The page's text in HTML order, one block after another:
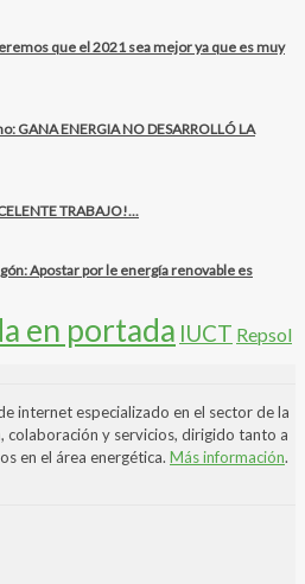
que el 2021 sea mejor ya que es muy
GANA ENERGIA NO DESARROLLÓ LA
TRABAJO!...
Apostar por le energía renovable es
en portada IUCT Repsol
internet especializado en el sector de la
colaboración y servicios, dirigido tanto a
en el área energética. Más información.